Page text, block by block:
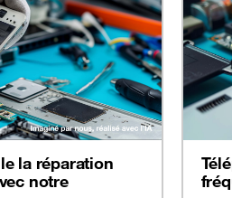
la réparation
notre